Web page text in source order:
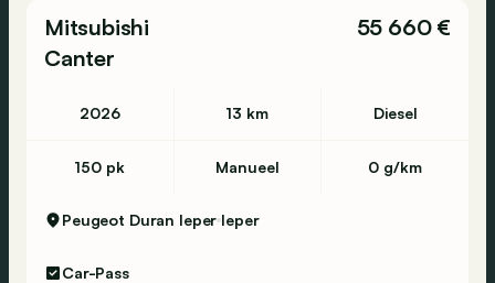
Mitsubishi
Canter
55 660 €
2026 13 km Diesel
150 pk Manueel 0 g/km
Peugeot Duran Ieper Ieper
Car-Pass